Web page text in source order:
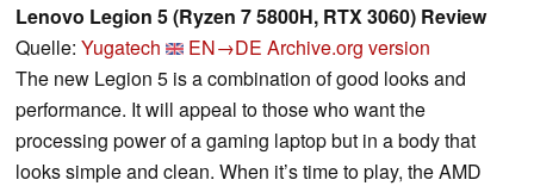
Lenovo Legion 5 (Ryzen 7 5800H, RTX 3060) Review
Quelle: Yugatech EN→DE Archive.org version
The new Legion 5 is a combination of good looks and
performance. It will appeal to those who want the
processing power of a gaming laptop but in a body that
looks simple and clean. When it’s time to play, the AMD